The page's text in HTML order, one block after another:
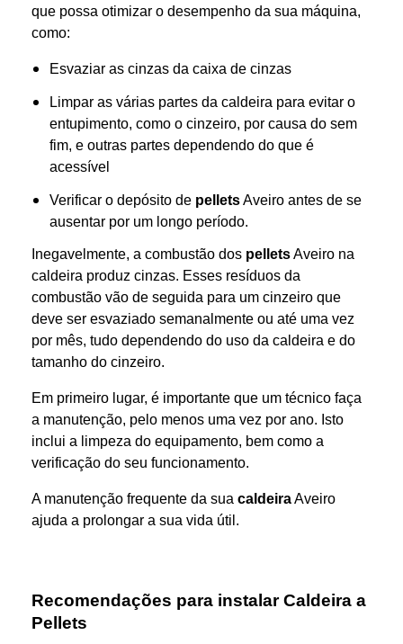
que possa otimizar o desempenho da sua máquina,
como:
Esvaziar as cinzas da caixa de cinzas
Limpar as várias partes da caldeira para evitar o
entupimento, como o cinzeiro, por causa do sem
fim, e outras partes dependendo do que é
acessível
Verificar o depósito de pelletsAveiro antes de se
ausentar por um longo período.
Inegavelmente, a combustão dos pelletsAveiro na
caldeira produz cinzas. Esses resíduos da
combustão vão de seguida para um cinzeiro que
deve ser esvaziado semanalmente ou até uma vez
por mês, tudo dependendo do uso da caldeira e do
tamanho do cinzeiro.
Em primeiro lugar, é importante que um técnico faça
a manutenção, pelo menos uma vez por ano. Isto
inclui a limpeza do equipamento, bem como a
verificação do seu funcionamento.
A manutenção frequente da sua caldeiraAveiro
ajuda a prolongar a sua vida útil.
Recomendações para instalar Caldeira a
Pellets